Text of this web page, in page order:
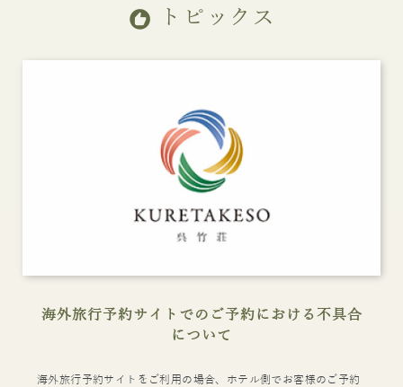
recommend トピックス
海外旅行予約サイトでのご予約における不具合
について
海外旅行予約サイトをご利用の場合、ホテル側でお客様のご予約